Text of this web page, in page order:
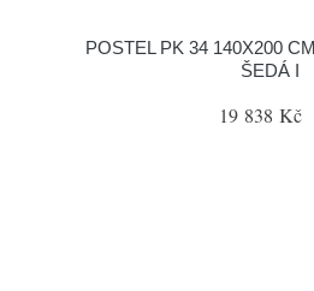
POSTEL PK 34 140X200
ŠEDÁ I
19 838 Kč